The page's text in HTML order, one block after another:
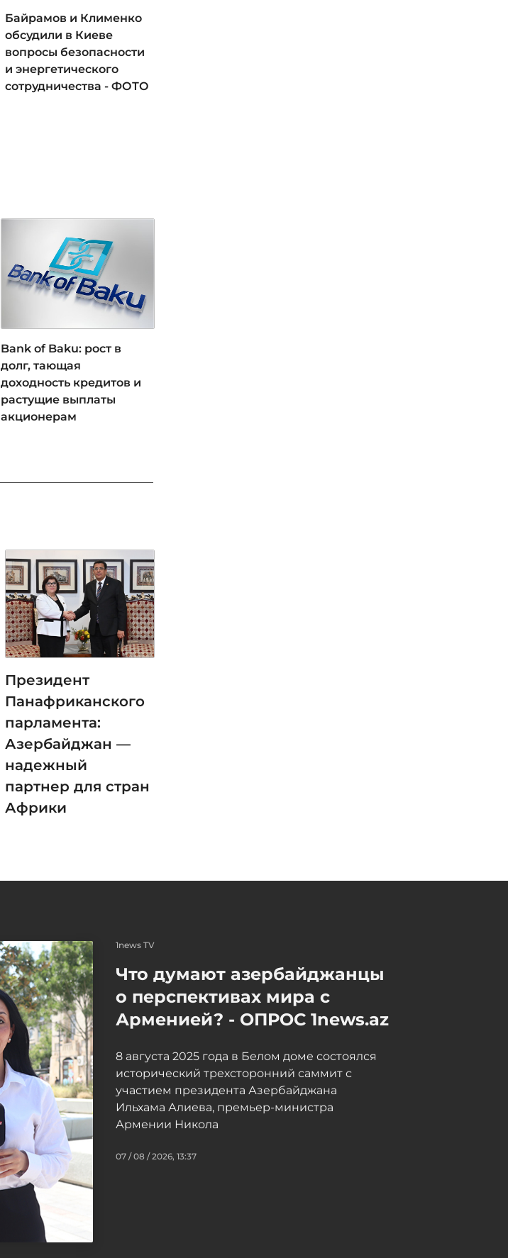
Байрамов и Клименко
обсудили в Киеве
вопросы безопасности
и энергетического
сотрудничества - ФОТО
Bank of Baku: рост в
долг, тающая
доходность кредитов и
растущие выплаты
акционерам
Президент
Панафриканского
парламента:
Азербайджан —
надежный
партнер для стран
Африки
1news TV
Что думают азербайджанцы
о перспективах мира с
Арменией? - ОПРОС 1news.az
8 августа 2025 года в Белом доме состоялся
исторический трехсторонний саммит с
участием президента Азербайджана
Ильхама Алиева, премьер-министра
Армении Никола
07 / 08 / 2026, 13:37